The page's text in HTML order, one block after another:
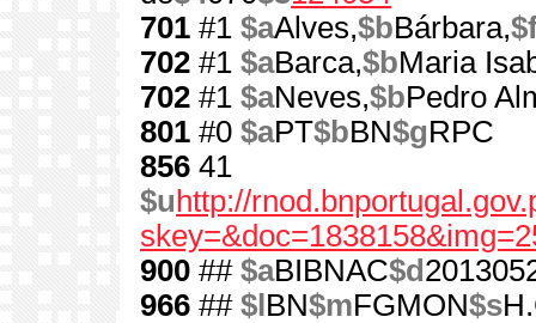
701 #1 $aAlves,$bBárbara,
702 #1 $aBarca,$bMaria
702 #1 $aNeves,$bPedro
801 #0 $aPT$bBN$gRPC
856 41
$u http://
900 ## $aBIBNAC$d
966 ## $l BN$mFGMON$s